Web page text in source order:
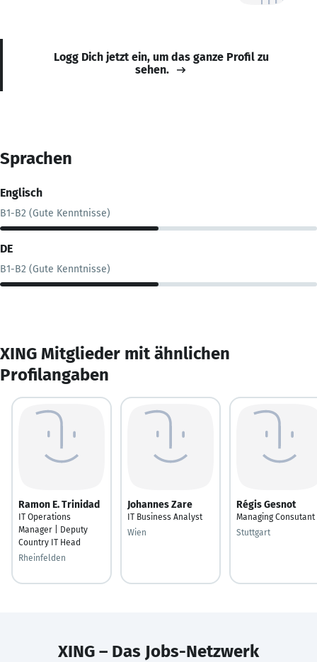
Logg Dich jetzt ein, um das ganze Profil zu
sehen.
Sprachen
Englisch
B1-B2 (Gute Kenntnisse)
DE
B1-B2 (Gute Kenntnisse)
XING Mitglieder mit ähnlichen
Profilangaben
Ramon E. Trinidad
IT Operations
Manager | Deputy
Country IT Head
Rheinfelden
Johannes Zare
IT Business Analyst
Wien
Régis Gesnot
Managing Consutant
Stuttgart
XING – Das Jobs-Netzwerk